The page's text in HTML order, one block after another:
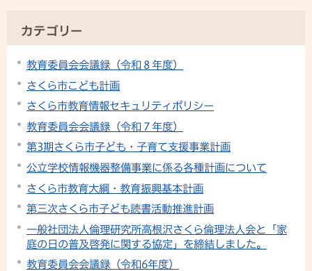
カテゴリー
教育委員会会議録（令和８年度）
さくら市こども計画
さくら市教育情報セキュリティポリシー
教育委員会会議録（令和７年度）
第3期さくら市子ども・子育て支援事業計画
公立学校情報機器整備事業に係る各種計画について
さくら市教育大綱・教育振興基本計画
第三次さくら市子ども読書活動推進計画
一般社団法人倫理研究所高根沢さくら倫理法人会と「家
庭の日の普及啓発に関する協定」を締結しました。
教育委員会会議録（令和6年度）